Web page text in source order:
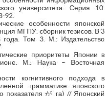
университета. Серия 10.
92.
особенности японской
МГПУ: сборник тезисов. В 3
Том 3. М.: Издательство
приоритеты Японии в
М.: Наука – Восточная
когнитивного подхода в
грамматике японского
показателя が га) // Японский